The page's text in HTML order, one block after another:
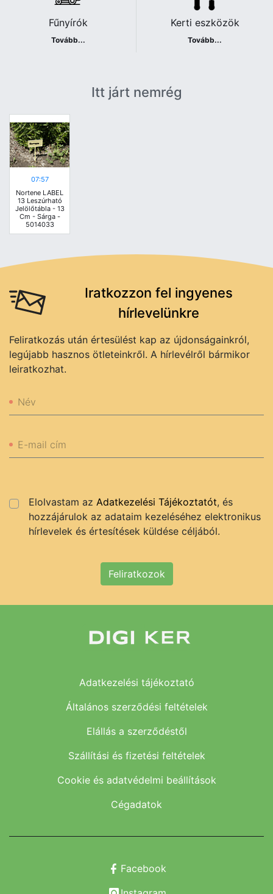
Fűnyírók
Tovább...
Kerti eszközök
Tovább...
Itt járt nemrég
07:57
Nortene LABEL
13 Leszúrható
Jelölőtábla - 13
Cm - Sárga -
5014033
Iratkozzon fel ingyenes
hírlevelünkre
Feliratkozás után értesülést kap az újdonságainkról,
legújabb hasznos ötleteinkről. A hírlevélről bármikor
leiratkozhat.
Név
E-mail cím
Elolvastam az Adatkezelési Tájékoztatót, és
hozzájárulok az adataim kezeléséhez elektronikus
hírlevelek és értesítések küldése céljából.
Feliratkozok
Adatkezelési tájékoztató
Általános szerződési feltételek
Elállás a szerződéstől
Szállítási és fizetési feltételek
Cookie és adatvédelmi beállítások
Cégadatok
Facebook